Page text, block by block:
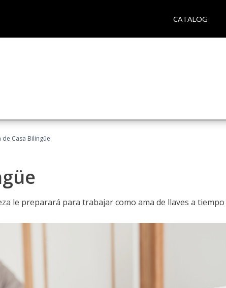
CATALOG
de Casa Bilingüe
le preparará para trabajar como ama de llaves a tiempo